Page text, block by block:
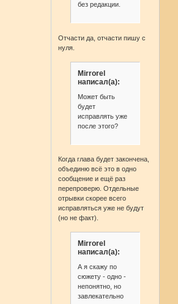
без редакции.
Отчасти да, отчасти пишу с
нуля.
Mirrorel
написал(а):
Может быть
будет
исправлять уже
после этого?
Когда глава будет закончена,
объединю всё это в одно
сообщение и ещё раз
перепроверю. Отдельные
отрывки скорее всего
исправляться уже не будут
(но не факт).
Mirrorel
написал(а):
А я скажу по
сюжету - одно -
непонятно, но
завлекательно